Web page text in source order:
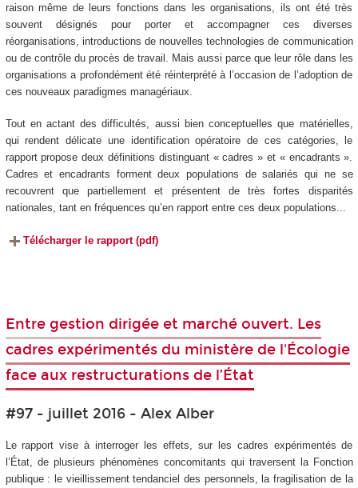
raison même de leurs fonctions dans les organisations, ils ont été très
souvent désignés pour porter et accompagner ces diverses
réorganisations, introductions de nouvelles technologies de communication
ou de contrôle du procès de travail. Mais aussi parce que leur rôle dans les
organisations a profondément été réinterprété à l’occasion de l’adoption de
ces nouveaux paradigmes managériaux.
Tout en actant des difficultés, aussi bien conceptuelles que matérielles,
qui rendent délicate une identification opératoire de ces catégories, le
rapport propose deux définitions distinguant « cadres » et « encadrants ».
Cadres et encadrants forment deux populations de salariés qui ne se
recouvrent que partiellement et présentent de très fortes disparités
nationales, tant en fréquences qu’en rapport entre ces deux populations...
Télécharger le rapport (pdf)
Entre gestion dirigée et marché ouvert. Les
cadres expérimentés du ministère de l'Écologie
face aux restructurations de l’État
#97 - juillet 2016 - Alex Alber
Le rapport vise à interroger les effets, sur les cadres expérimentés de
l’État, de plusieurs phénomènes concomitants qui traversent la Fonction
publique : le vieillissement tendanciel des personnels, la fragilisation de la